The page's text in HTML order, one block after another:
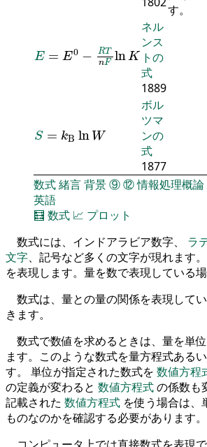
す。
E = E0 − RT
nF lnK
E= 0-RT FlnK
ネル
ンス
トの
式
1889
S = kB ln W
S= Bln W
ボル
ツマ
ンの
式
1877
数式緒言背景⑨⑫情報処理概論
英語
🧮 数式 📈 プロット
数式には、インドアラビア数字、 ラ
文字、記号など多くの文字が現れます
を表現します。量を数で表現している場
数式は、量との量の関係を表現して
きます。
数式で数値を求めるときは、量を単
ます。このような数式を量方程式ある
す。 単位が指定された数式を 数値方程
の定義が変わると 数値方程式の係数も
記載された 数値方程式 を使う場合は、
ものなのかを確認する必要があります。